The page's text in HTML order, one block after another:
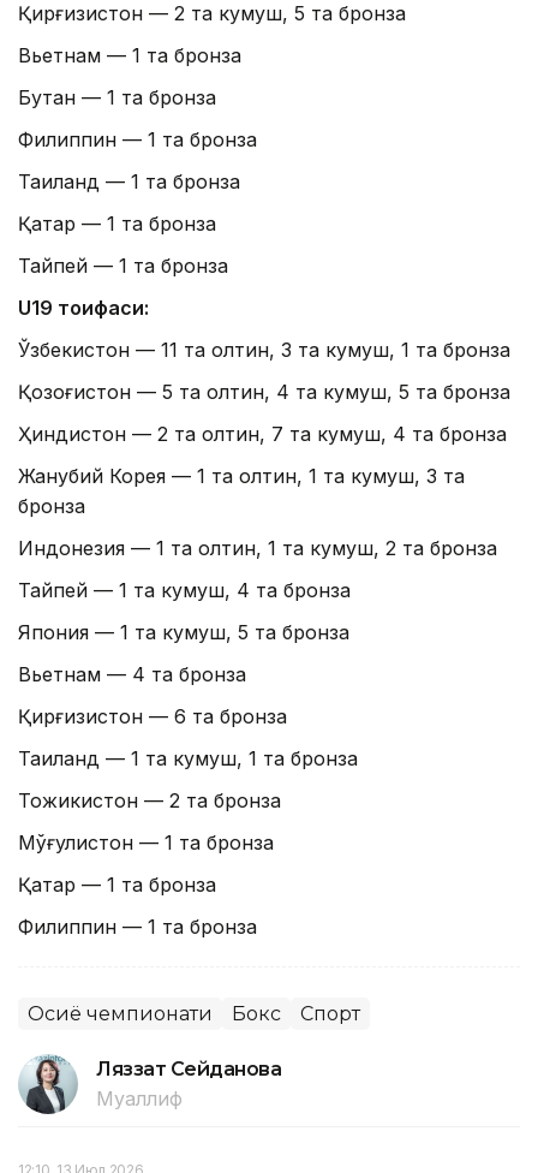
Қирғизистон — 2 та кумуш, 5 та бронза
Вьетнам — 1 та бронза
Бутан — 1 та бронза
Филиппин — 1 та бронза
Таиланд — 1 та бронза
Қатар — 1 та бронза
Тайпей — 1 та бронза
U19 тоифаси:
Ўзбекистон — 11 та олтин, 3 та кумуш, 1 та бронза
Қозоғистон — 5 та олтин, 4 та кумуш, 5 та бронза
Ҳиндистон — 2 та олтин, 7 та кумуш, 4 та бронза
Жанубий Корея — 1 та олтин, 1 та кумуш, 3 та
бронза
Индонезия — 1 та олтин, 1 та кумуш, 2 та бронза
Тайпей — 1 та кумуш, 4 та бронза
Япония — 1 та кумуш, 5 та бронза
Вьетнам — 4 та бронза
Қирғизистон — 6 та бронза
Таиланд — 1 та кумуш, 1 та бронза
Тожикистон — 2 та бронза
Мўғулистон — 1 та бронза
Қатар — 1 та бронза
Филиппин — 1 та бронза
Осиё чемпионати Бокс Спорт
Ляззат Сейданова
Муаллиф